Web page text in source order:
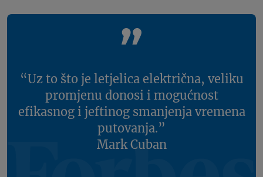
“Uz to što je letjelica električna, veliku
promjenu donosi i mogućnost
efikasnog i jeftinog smanjenja vremena
putovanja.”
Mark Cuban